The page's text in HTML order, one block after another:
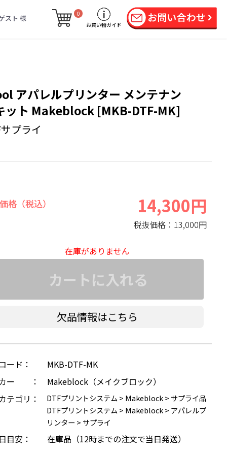
スト 様
0
お買い物ガイド
アパレルプリンター メンテナン
ット Makeblock [MKB-DTF-MK]
プライ
格（税込） 14,300円
税抜価格： 13,000円
在庫がありません
カートに入れる
欠品情報はこちら
ード：
MKB-DTF-MK
カー ：
Makeblock（メイクブロック）
テゴリ：
DTFプリントシステム > Makeblock> サプライ品
DTFプリントシステム > Makeblock> アパレルプ
リンター > サプライ
目安： 在庫品（12時までの注文で当日発送）